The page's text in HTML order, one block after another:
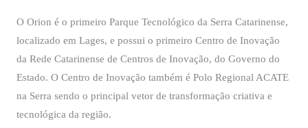
O Orion é o primeiro Parque Tecnológico da Serra Catarinense,
localizado em Lages, e possui o primeiro Centro de Inovação
da Rede Catarinense de Centros de Inovação, do Governo do
Estado. O Centro de Inovação também é Polo Regional ACATE
na Serra sendo o principal vetor de transformação criativa e
tecnológica da região.